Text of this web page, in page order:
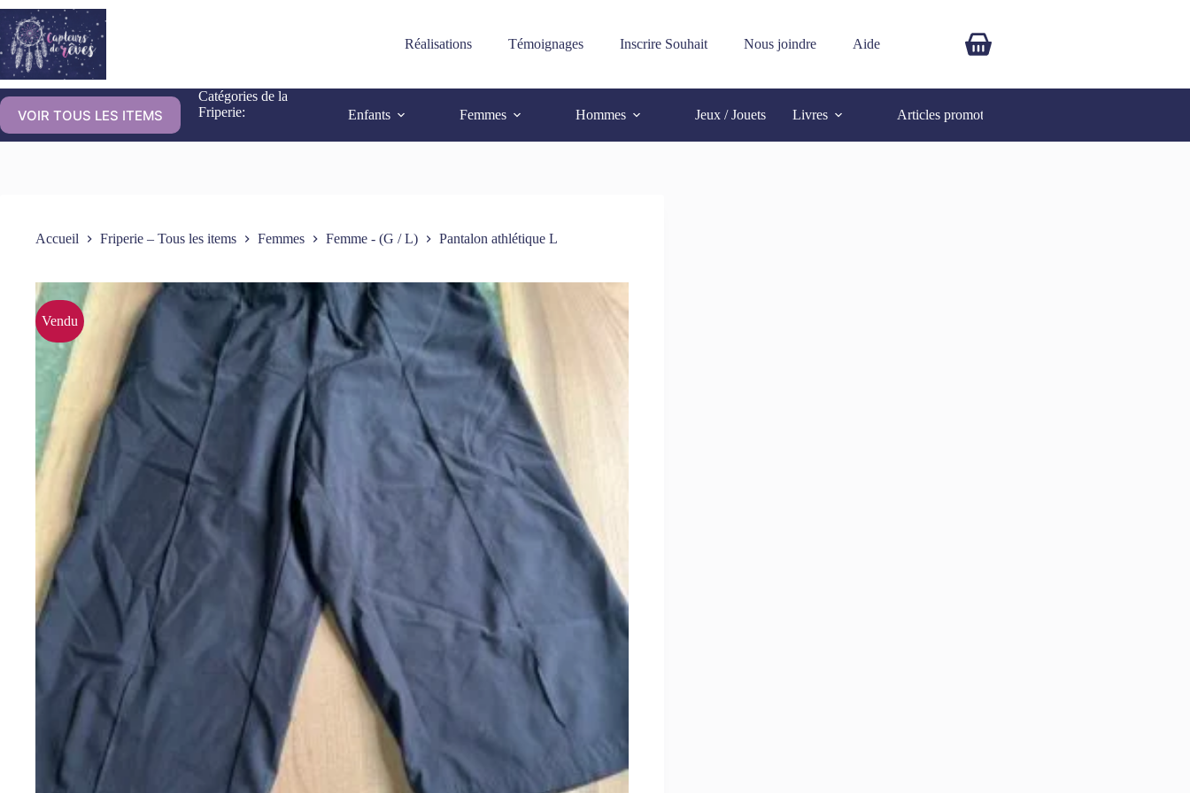
Réalisations Témoignages Inscrire Souhait Nous joindre Aide
VOIR TOUS LES ITEMS
Catégories de la
Friperie:
Enfants Femmes Hommes Jeux / Jouets Livres Articles promotionnels
Accueil Friperie – Tous les items Femmes Femme - (G / L) Pantalon athlétique L
Vendu